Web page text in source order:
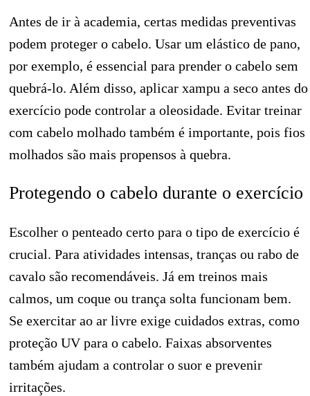
Antes de ir à academia, certas medidas preventivas
podem proteger o cabelo. Usar um elástico de pano,
por exemplo, é essencial para prender o cabelo sem
quebrá-lo. Além disso, aplicar xampu a seco antes do
exercício pode controlar a oleosidade. Evitar treinar
com cabelo molhado também é importante, pois fios
molhados são mais propensos à quebra.
Protegendo o cabelo durante o exercício
Escolher o penteado certo para o tipo de exercício é
crucial. Para atividades intensas, tranças ou rabo de
cavalo são recomendáveis. Já em treinos mais
calmos, um coque ou trança solta funcionam bem.
Se exercitar ao ar livre exige cuidados extras, como
proteção UV para o cabelo. Faixas absorventes
também ajudam a controlar o suor e prevenir
irritações.